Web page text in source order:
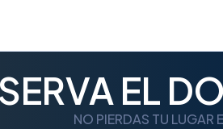
EL
NO PIERDAS TU LUGAR